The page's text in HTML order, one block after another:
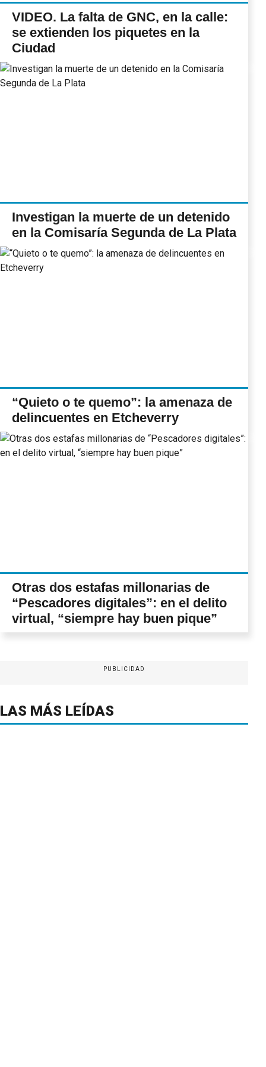
VIDEO. La falta de GNC, en la calle:
se extienden los piquetes en la
Ciudad
Investigan la muerte de un detenido
en la Comisaría Segunda de La Plata
“Quieto o te quemo”: la amenaza de
delincuentes en Etcheverry
Otras dos estafas millonarias de
“Pescadores digitales”: en el delito
virtual, “siempre hay buen pique”
PUBLICIDAD
LAS MÁS LEÍDAS